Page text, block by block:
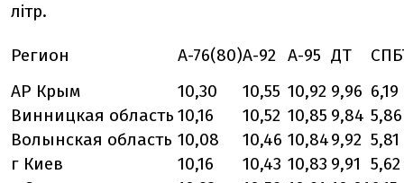
літр.
Регион А-76(80)А-92 А-95 ДТ
АР Крым
10,30 10,55 10,92 9,96 6,19
Винницкая область 10,16 10,52 10,85 9,84 5,86
Волынская область 10,08 10,46 10,849,92 5,81
г Киев
10,16 10,43 10,83 9,91 5,62